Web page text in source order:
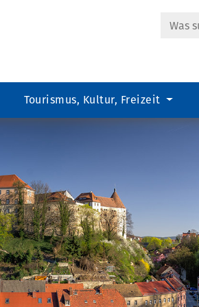
Tourismus, Kultur, Freizeit